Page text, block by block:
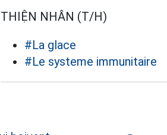
THIỆN NHÂN (T/H)
#La glace
#Le systeme immunitaire